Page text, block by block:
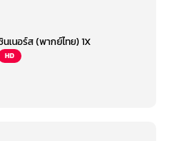
เนอร์ส (พากย์ไทย) 1X
HD